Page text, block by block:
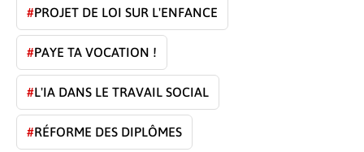
#PROJET DE LOI SUR L'ENFANCE
#PAYE TA VOCATION !
#L'IA DANS LE TRAVAIL SOCIAL
#RÉFORME DES DIPLÔMES